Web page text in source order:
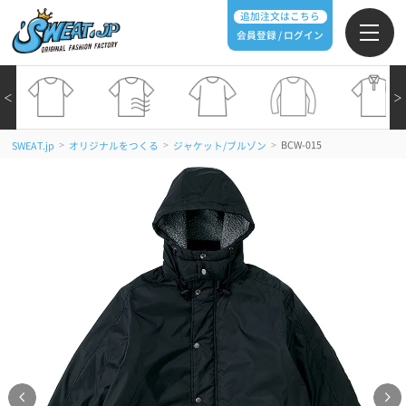
追加注文はこちら
会員登録 / ログイン
＞
＜
SWEAT.jp > オリジナルをつくる > ジャケット/ブルゾン > BCW-015